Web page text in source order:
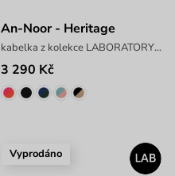
An-Noor - Heritage
kabelka z kolekce LABORATORY x ANTONIN SIMON
3 290 Kč
Vyprodáno